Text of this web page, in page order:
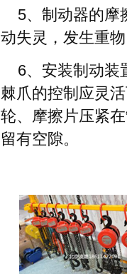
5、制动器的摩
动失灵，发生重
6、安装制动装
棘爪的控制应灵
轮、摩擦片压紧
留有空隙。